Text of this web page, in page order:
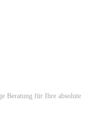
Beratung für Ihre absolute